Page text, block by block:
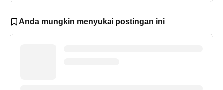
Anda mungkin menyukai postingan ini